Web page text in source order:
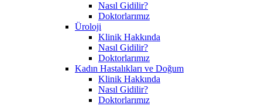
Nasıl Gidilir?
Doktorlarımız
Üroloji
Klinik Hakkında
Nasıl Gidilir?
Doktorlarımız
Kadın Hastalıkları ve Doğum
Klinik Hakkında
Nasıl Gidilir?
Doktorlarımız